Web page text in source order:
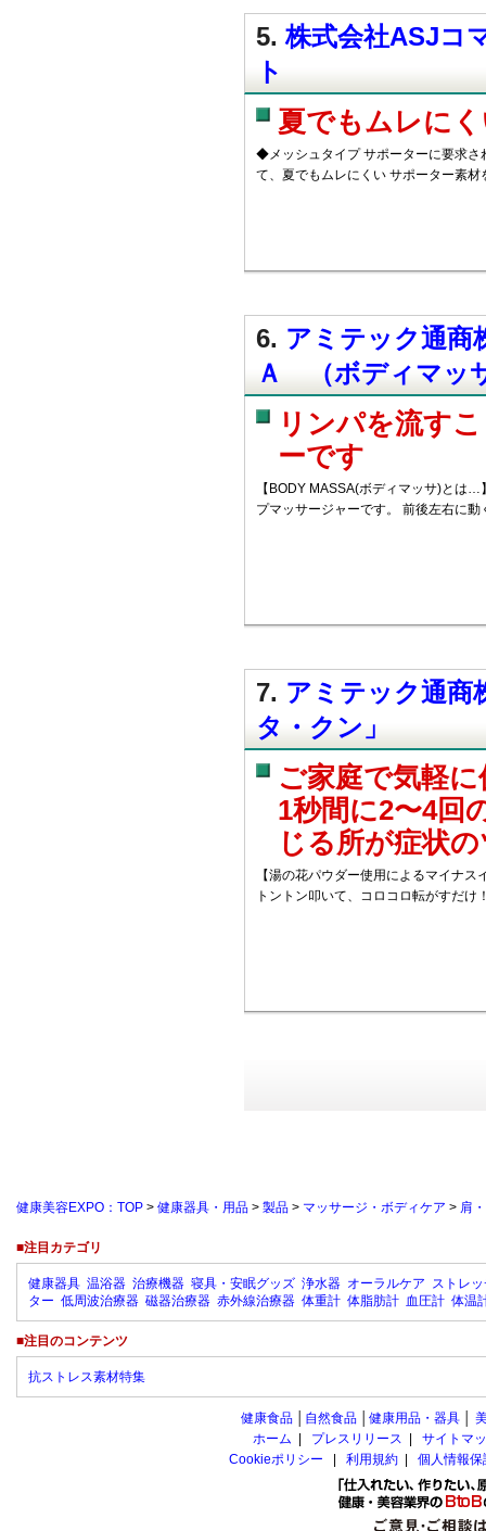
5.株式会社ASJコ
ト
夏でもムレに
◆メッシュタイプ サポーターに要求さ
て、夏でもムレにくい サポーター素材
6. アミテック通
Ａ （ボディマッ
リンパを流す
ーです
【BODY MASSA(ボディマッサ)とは
プマッサージャーです。 前後左右に動
7. アミテック通商
タ・クン」
ご家庭で気軽
1秒間に2〜4回
じる所が症状
【湯の花パウダー使用によるマイナ
トントン叩いて、コロコロ転がすだけ
健康美容EXPO：TOP > 健康器具・用品 > 製品 > マッサージ・ボディケア > 肩
■注目カテゴリ
健康器具 温浴器 治療機器 寝具・安眠グッズ 浄水器 オーラルケア ストレ
ター 低周波治療器 磁器治療器 赤外線治療器 体重計 体脂肪計 血圧計 体温
■注目のコンテンツ
抗ストレス素材特集
健康食品 自然食品 健康用品・器具
ホーム
プレスリリース
サイトマ
Cookieポリシー
利用規約 個人情報